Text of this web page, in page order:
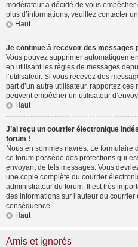
modérateur a décidé de vous
plus d’informations, veuillez contacter
Haut
Je continue à recevoir des messages
Vous pouvez supprimer
en utilisant les règles de messages
l’utilisateur. Si vous recevez des
part d’un autre utilisateur, rapportez
peuvent empêcher un utilisateur
Haut
J’ai reçu un courrier électronique
forum !
Nous en sommes navrés. Le formulaire
ce forum possède des protections qui
envoyant de tels messages. Vous
une copie complète du courrier
administrateur du forum. Il est très
des informations sur l’auteur du
conséquence.
Haut
Amis et ignorés